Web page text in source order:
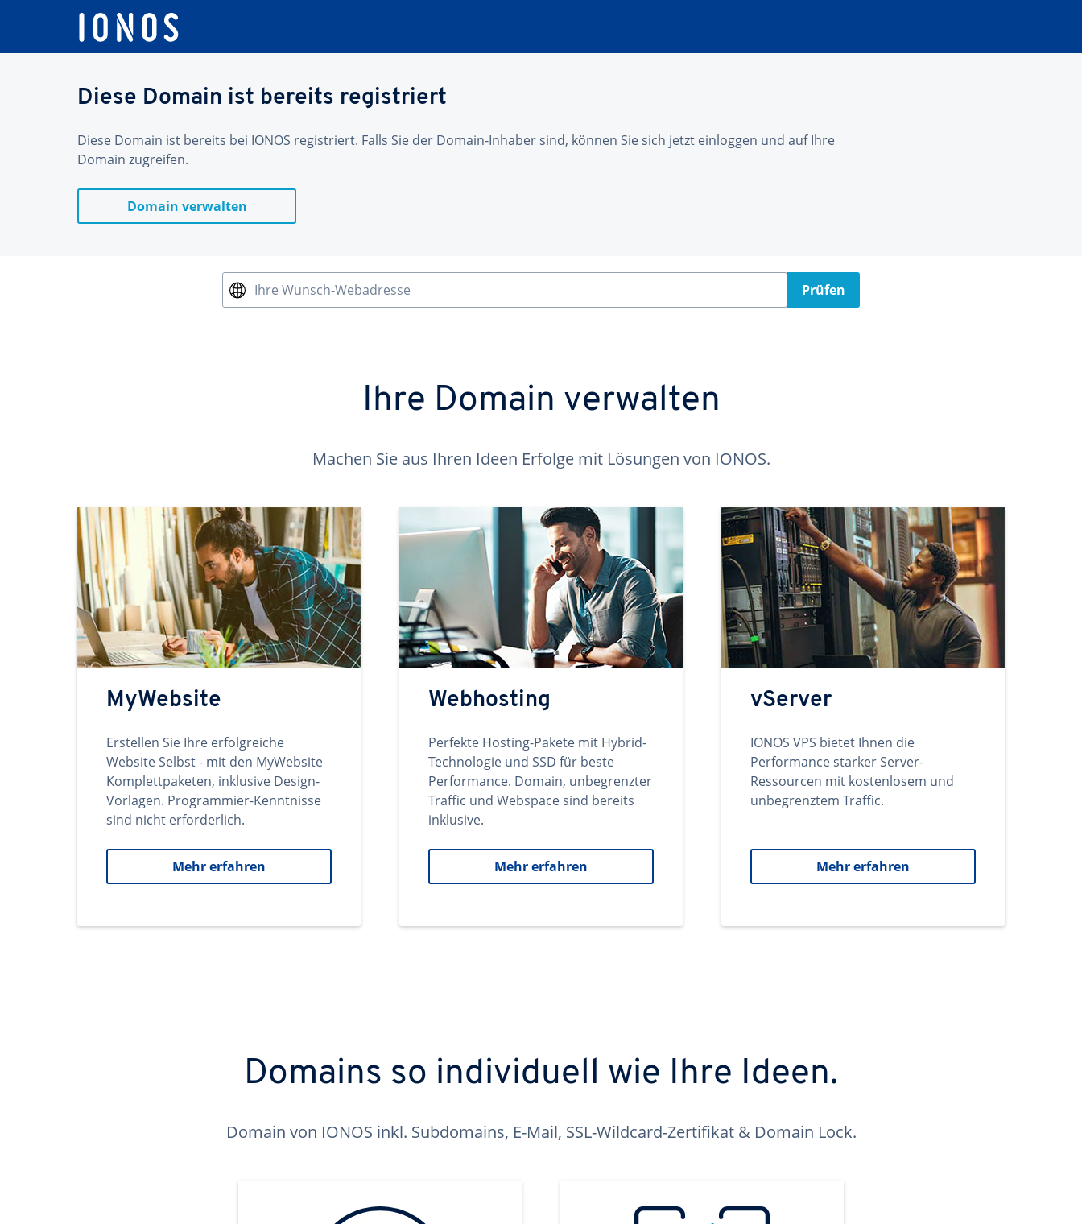
Diese Domain ist bereits registriert
Diese Domain ist bereits bei IONOS registriert. Falls Sie der Domain-Inhaber sind, können Sie sich jetzt einloggen und auf Ihre
Domain zugreifen.
Domain verwalten
Ihre Wunsch-Webadresse Prüfen
Ihre Domain verwalten
Machen Sie aus Ihren Ideen Erfolge mit Lösungen von IONOS.
MyWebsite
Erstellen Sie Ihre erfolgreiche
Website Selbst - mit den MyWebsite
Komplettpaketen, inklusive Design-
Vorlagen. Programmier-Kenntnisse
sind nicht erforderlich.
Mehr erfahren
Webhosting
Perfekte Hosting-Pakete mit Hybrid-
Technologie und SSD für beste
Performance. Domain, unbegrenzter
Traffic und Webspace sind bereits
inklusive.
Mehr erfahren
vServer
IONOS VPS bietet Ihnen die
Performance starker Server-
Ressourcen mit kostenlosem und
unbegrenztem Traffic.
Mehr erfahren
Domains so individuell wie Ihre Ideen.
Domain von IONOS inkl. Subdomains, E-Mail, SSL-Wildcard-Zertifikat & Domain Lock.